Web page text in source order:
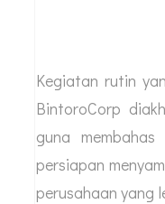
Kegiatan rutin
BintoroCorp
guna
persiapan
perusahaan yang